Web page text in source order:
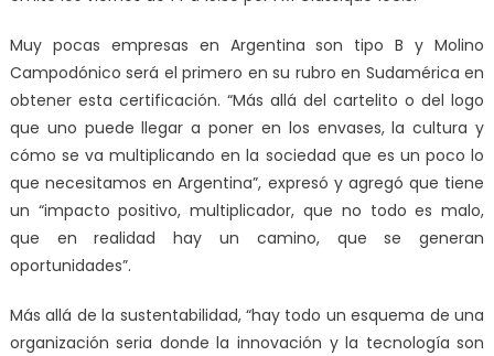
Muy pocas empresas en Argentina son tipo B y Molino
Campodónico será el primero en su rubro en Sudamérica en
obtener esta certificación. “Más allá del cartelito o del logo
que uno puede llegar a poner en los envases, la cultura y
cómo se va multiplicando en la sociedad que es un poco lo
que necesitamos en Argentina”, expresó y agregó que tiene
un “impacto positivo, multiplicador, que no todo es malo,
que en realidad hay un camino, que se generan
oportunidades”.
Más allá de la sustentabilidad, “hay todo un esquema de una
organización seria donde la innovación y la tecnología son